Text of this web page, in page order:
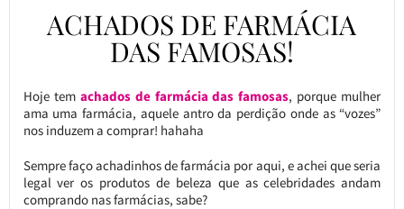
ACHADOS DE FARMÁCIA
DAS FAMOSAS!
Hoje tem achados de farmácia das famosas, porque mulher
ama uma farmácia, aquele antro da perdição onde as “vozes”
nos induzem a comprar! hahaha
Sempre faço achadinhos de farmácia por aqui, e achei que seria
legal ver os produtos de beleza que as celebridades andam
comprando nas farmácias, sabe?